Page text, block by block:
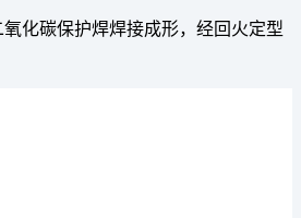
化碳保护焊焊接成形，经回火定型